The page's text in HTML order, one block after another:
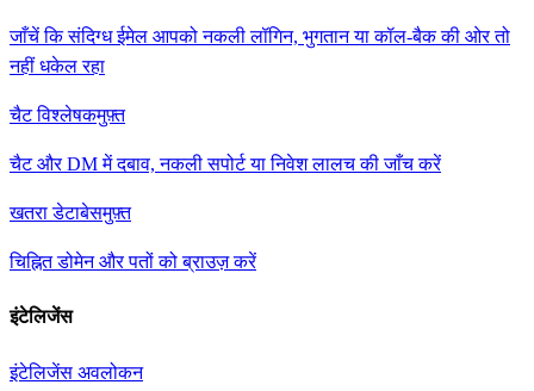
जाँचें कि संदिग्ध ईमेल आपको नकली लॉगिन, भुगतान या कॉल-बैक की ओर तो
नहीं धकेल रहा
चैट विश्लेषकमुफ़्त
चैट और DM में दबाव, नकली सपोर्ट या निवेश लालच की जाँच करें
खतरा डेटाबेसमुफ़्त
चिह्नित डोमेन और पतों को ब्राउज़ करें
इंटेलिजेंस
इंटेलिजेंस अवलोकन